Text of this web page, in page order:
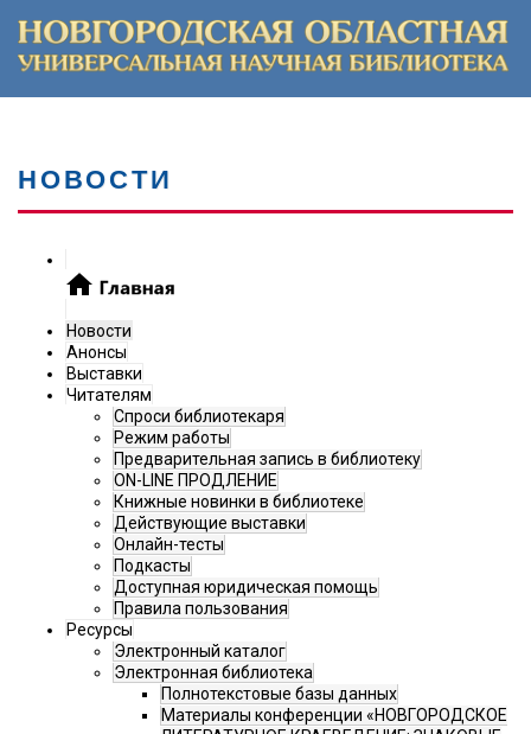
НОВОСТИ
Новости
Анонсы
Выставки
Читателям
Спроси библиотекаря
Режим работы
Предварительная запись в библиотеку
ON-LINE ПРОДЛЕНИЕ
Книжные новинки в библиотеке
Действующие выставки
Онлайн-тесты
Подкасты
Доступная юридическая помощь
Правила пользования
Ресурсы
Электронный каталог
Электронная библиотека
Полнотекстовые базы данных
Материалы конференции «НОВГОРОДСКОЕ